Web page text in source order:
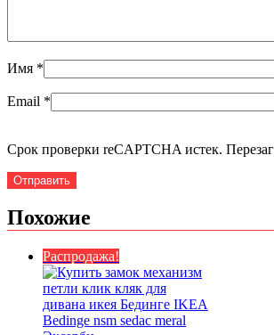
Имя *
Email *
Срок проверки reCAPTCHA истек.
Похожие
Распродажа!